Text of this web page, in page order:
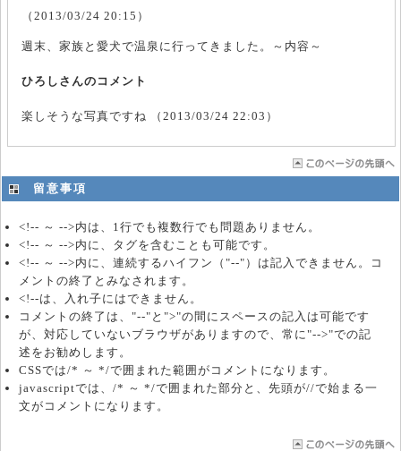
（ 2013/03/24 20:15 ）
週末、家族と愛犬で温泉に行ってきました。～内容～
ひろしさんのコメント
楽しそうな写真ですね （ 2013/03/24 22:03 ）
留意事項
<!-- ～ -->内は、1行でも複数行でも問題ありません。
<!-- ～ -->内に、タグを含むことも可能です。
<!-- ～ -->内に、連続するハイフン（"--"）は記入できません。コ
メントの終了とみなされます。
<!--は、入れ子にはできません。
コメントの終了は、"--"と">"の間にスペースの記入は可能です
が、対応していないブラウザがありますので、常に"-->"での記
述をお勧めします。
CSSでは/* ～ */で囲まれた範囲がコメントになります。
javascriptでは、/* ～ */で囲まれた部分と、先頭が//で始まる一
文がコメントになります。